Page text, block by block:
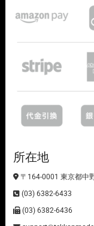
所在地
〒164-0001 東京都中
(03) 6382-6433
(03) 6382-6436